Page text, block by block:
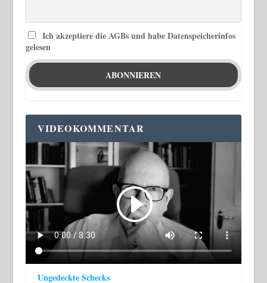
Ich akzeptiere die AGBs und habe Datenspeicherinfos
gelesen
VIDEOKOMMENTAR
Ungedeckte Schecks